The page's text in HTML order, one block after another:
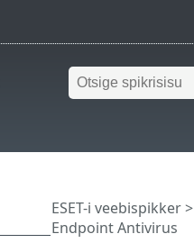
ESET-i veebispikker>
Endpoint Antivirus